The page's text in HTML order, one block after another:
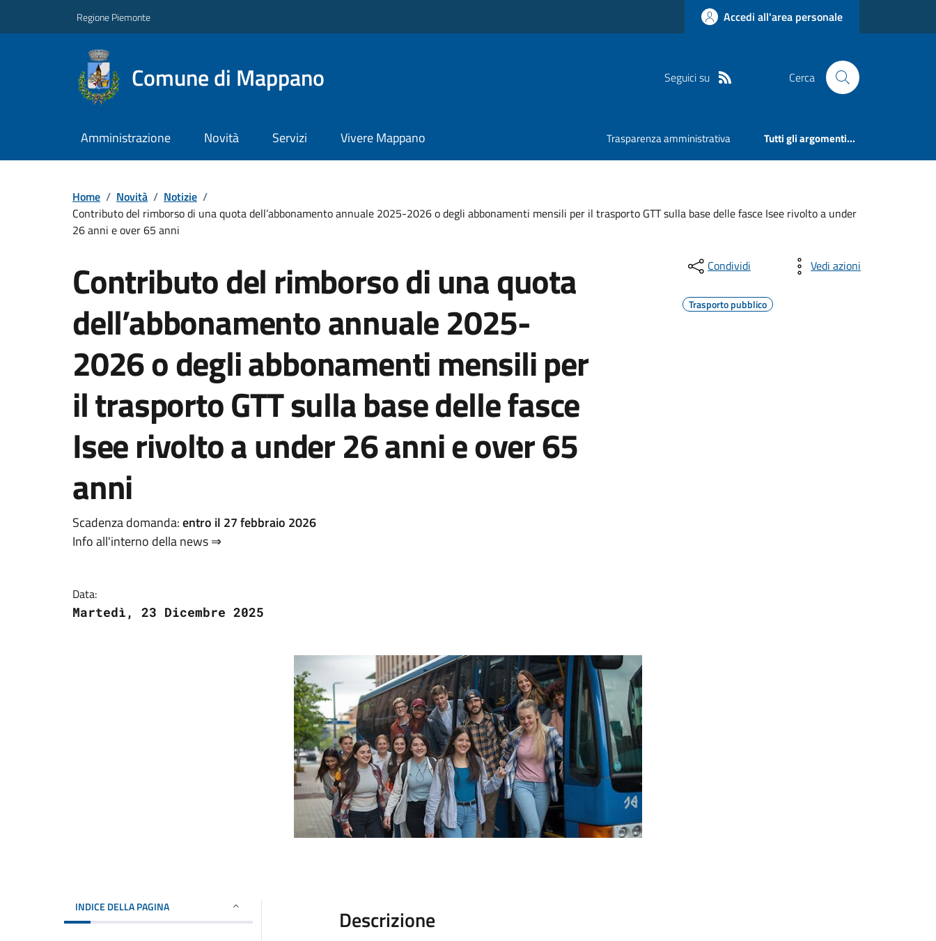
Regione Piemonte Accedi all'area personale
Comune di Mappano Seguici su Cerca
Amministrazione Novità Servizi Vivere Mappano Trasparenza amministrativa Tutti gli argomenti...
Home / Novità / Notizie /
Contributo del rimborso di una quota dell’abbonamento annuale 2025-2026 o degli abbonamenti mensili per il trasporto GTT sulla base delle fasce Isee rivolto a under
26 anni e over 65 anni
Contributo del rimborso di una quota
dell’abbonamento annuale 2025-
2026 o degli abbonamenti mensili per
il trasporto GTT sulla base delle fasce
Isee rivolto a under 26 anni e over 65
anni
Scadenza domanda:entro il 27 febbraio 2026
Info all'interno della news ⇒
Data:
Martedì, 23 Dicembre 2025
Condividi Vedi azioni
Trasporto pubblico
INDICE DELLA PAGINA Descrizione